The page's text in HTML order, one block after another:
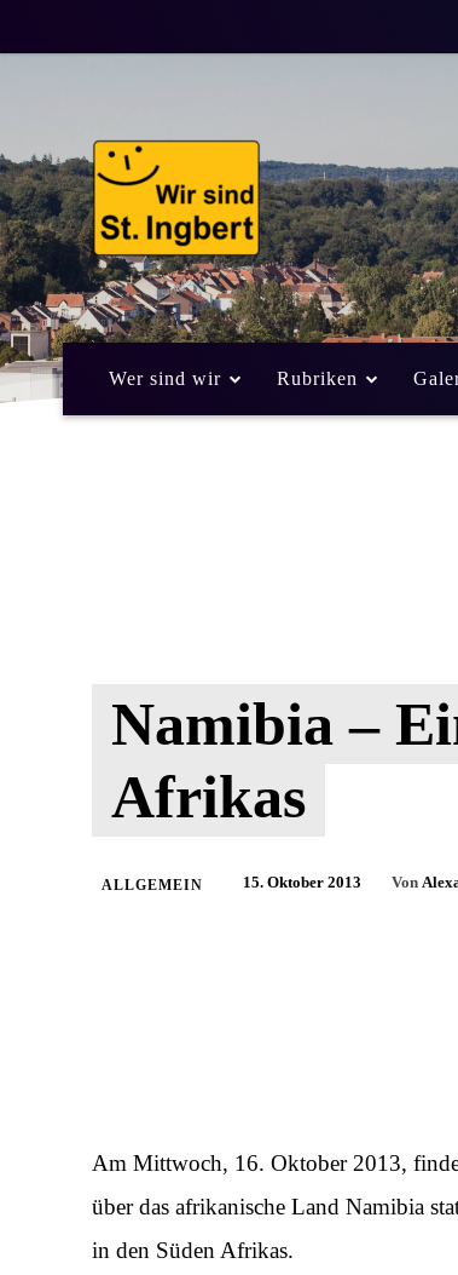
Wer sind wir Rubriken
Namibia –
Afrikas
ALLGEMEIN 15. Oktober 2013 Von
Am Mittwoch, 16. Oktober 2013,
über das afrikanische Land Namibia
in den Süden Afrikas.